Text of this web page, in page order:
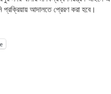
প্রক্রিয়ায় আদালতে প্রেরণ করা হবে।